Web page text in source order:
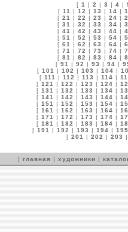
[ 1 | 2 | 3 | 4 |
[ 11 | 12 | 13 | 14 |
[ 21 | 22 | 23 | 24 |
[ 31 | 32 | 33 | 34 |
[ 41 | 42 | 43 | 44 |
[ 51 | 52 | 53 | 54 |
[ 61 | 62 | 63 | 64 |
[ 71 | 72 | 73 | 74 |
[ 81 | 82 | 83 | 84 |
[ 91 | 92 | 93 | 94 |
[ 101 | 102 | 103 | 104 |
[ 111 | 112 | 113 | 114 |
[ 121 | 122 | 123 | 124 |
[ 131 | 132 | 133 | 134 |
[ 141 | 142 | 143 | 144 |
[ 151 | 152 | 153 | 154 |
[ 161 | 162 | 163 | 164 |
[ 171 | 172 | 173 | 174 |
[ 181 | 182 | 183 | 184 |
[ 191 | 192 | 193 | 194 | 195
[ 201 | 202 | 203 |
[ главная | художники |